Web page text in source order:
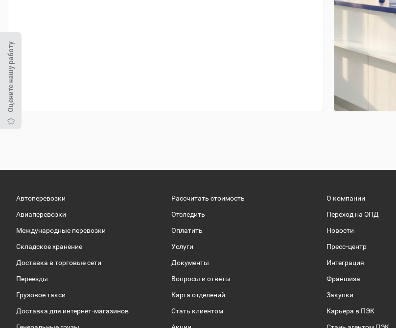
Оцените нашу работу
Автоперевозки
Авиаперевозки
Международные перевозки
Складское хранение
Доставка в торговые сети
Переезды
Грузовое такси
Доставка для интернет-магазинов
Рассчитать стоимость
Отследить
Оплатить
Услуги
Документы
Вопросы и ответы
Карта отделений
Стать клиентом
О компании
Переход на ЭПД
Новости
Пресс-центр
Интеграция
Франшиза
Закупки
Карьера в ПЭК